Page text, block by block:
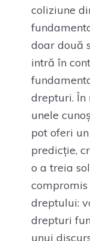
coliziune
doar două
intră în
drepturi. În
unele
pot oferi
predicție,
o a treia
dreptului:
drepturi
unui